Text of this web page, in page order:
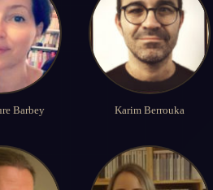
Barbey Karim Berrouka